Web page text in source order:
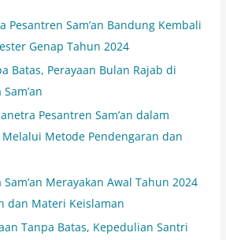
Pesantren Sam’an Bandung Kembali
Genap Tahun 2024
Batas, Perayaan Bulan Rajab di
Pesantren Sam’an dalam
Melalui Metode Pendengaran dan
Merayakan Awal Tahun 2024
dan Materi Keislaman
Tanpa Batas, Kepedulian Santri